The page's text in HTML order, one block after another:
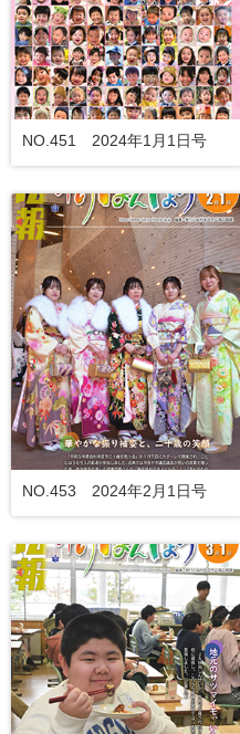
NO.451 2024年1月1日号
NO.453 2024年2月1日号